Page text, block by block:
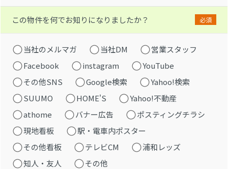
この物件を何でお知りになりましたか？ 必須
当社のメルマガ 当社DM
営業スタッフ
Facebook
instagram
YouTube
その他SNS
Google検索
Yahoo!検索
SUUMO
HOME'S
Yahoo!不動産
athome
バナー広告
ポスティングチラシ
現地看板
駅・電車内ポスター
その他看板
テレビCM
浦和レッズ
知人・友人
その他